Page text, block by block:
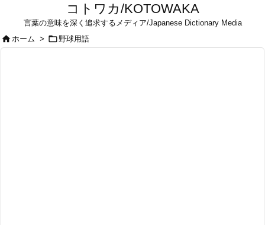
コトワカ/KOTOWAKA
言葉の意味を深く追求するメディア/Japanese Dictionary Media
ホーム > 野球用語